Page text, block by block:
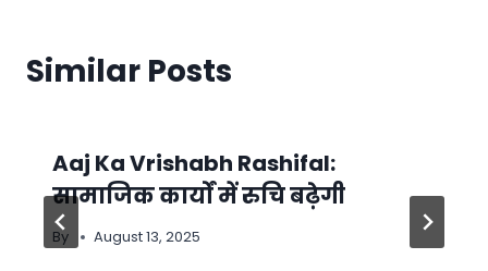
Similar Posts
Aaj Ka Vrishabh Rashifal:
सामाजिक कार्यों में रुचि बढ़ेगी
By August 13, 2025